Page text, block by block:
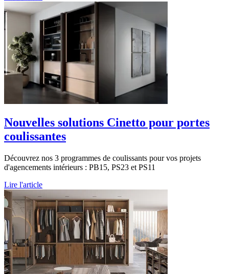
Nouvelles solutions Cinetto pour portes
coulissantes
Découvrez nos 3 programmes de coulissants pour vos projets
d'agencements intérieurs : PB15, PS23 et PS11
Lire l'article